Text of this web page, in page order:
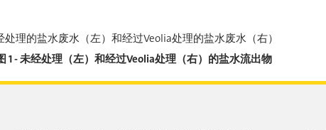
1 - 未经处理（左）和经过Veolia处理（右）的盐水流出物